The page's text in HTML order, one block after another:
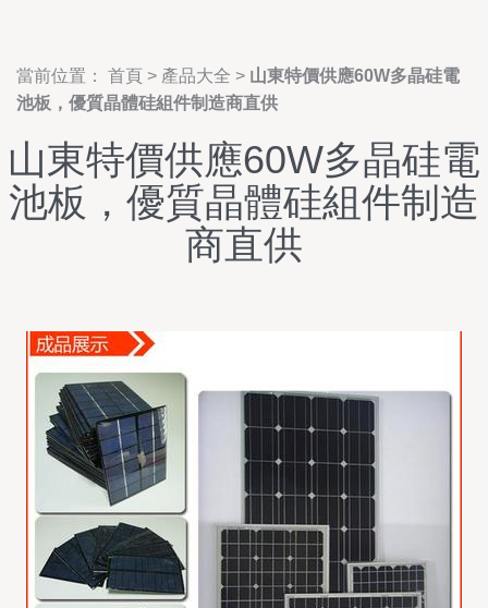
當前位置： 首頁 > 產品大全 > 山東特價供應60W多晶硅電
池板，優質晶體硅組件制造商直供
山東特價供應60W多晶硅電
池板，優質晶體硅組件制造
商直供